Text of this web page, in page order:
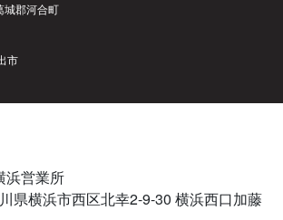
城郡河合町
市
浜営業所
県横浜市西区北幸2-9-30 横浜西口加藤